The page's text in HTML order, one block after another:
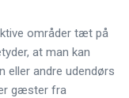
områder tæt på
at man kan
eller andre udendørs
gæster fra